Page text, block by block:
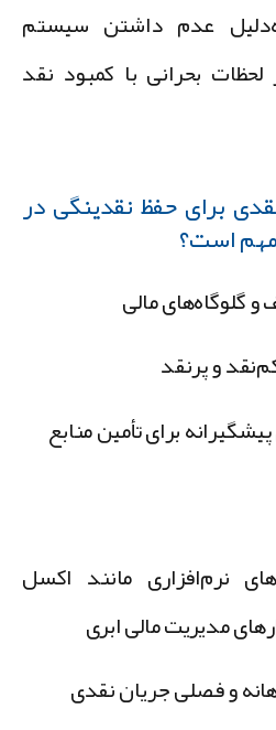
عدم داشتن سیستم
بحرانی با کمبود نقد
برای حفظ نقدینگی در
است؟
مالی
و پرنقد
برای تأمین منابع
نرم‌افزاری مانند اکسل
مدیریت مالی ابری
و فصلی جریان نقدی